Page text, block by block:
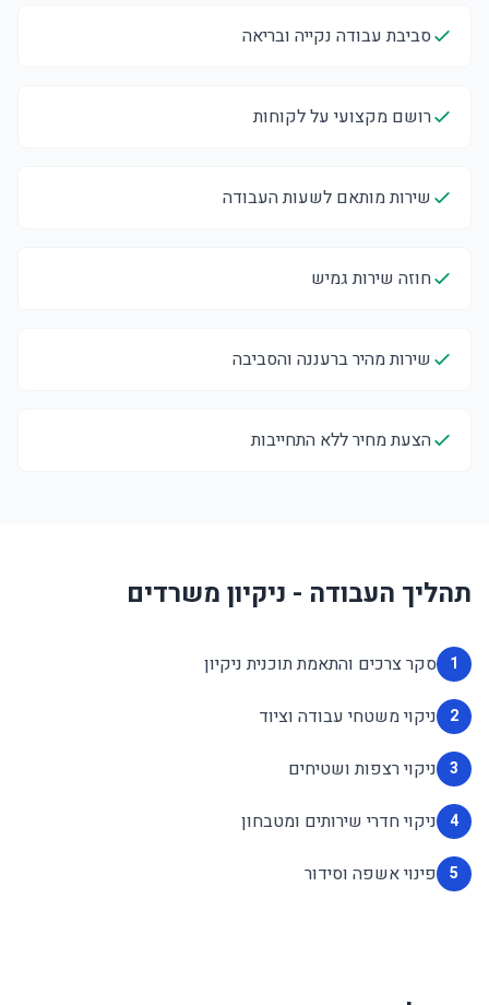
סביבת עבודה נקייה ובריאה
רושם מקצועי על לקוחות
שירות מותאם לשעות העבודה
חוזה שירות גמיש
שירות מהיר ברעננה והסביבה
הצעת מחיר ללא התחייבות
תהליך העבודה - ניקיון משרדים
1 סקר צרכים והתאמת תוכנית ניקיון
2 ניקוי משטחי עבודה וציוד
3 ניקוי רצפות ושטיחים
4 ניקוי חדרי שירותים ומטבחון
5 פינוי אשפה וסידור